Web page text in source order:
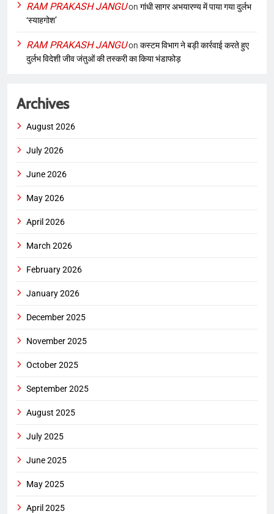
RAM PRAKASH JANGUon गांधी सागर अभयारण्य में पाया गया दुर्लभ
‘स्याहगोश’
RAM PRAKASH JANGUon कस्टम विभाग ने बड़ी कार्रवाई करते हुए
दुर्लभ विदेशी जीव जंतुओं की तस्करी का किया भंडाफोड़
Archives
August 2026
July 2026
June 2026
May 2026
April 2026
March 2026
February 2026
January 2026
December 2025
November 2025
October 2025
September 2025
August 2025
July 2025
June 2025
May 2025
April 2025